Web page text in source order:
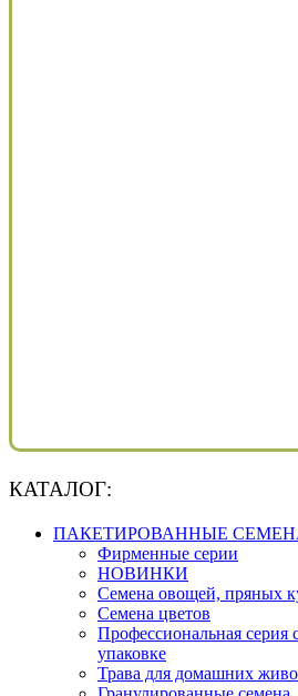
КАТАЛОГ:
ПАКЕТИРОВАННЫЕ
Фирменные серии
НОВИНКИ
Семена овощей, пряных
Семена цветов
Профессиональная серия
упаковке
Трава для домашних